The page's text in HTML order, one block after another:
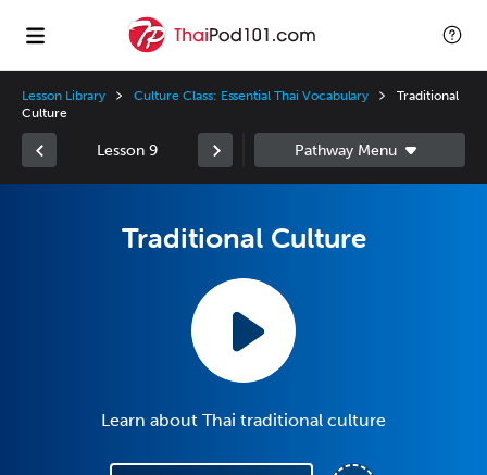
Lesson Library Culture Class: Essential Thai Vocabulary
Traditional
Culture
Lesson 9
Traditional Culture
Learn about Thai traditional culture